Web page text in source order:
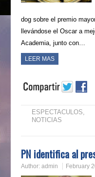
dog sobre el premio
llevándose el Oscar a
Academia, junto con…
LEER MAS
ESPECTACULOS
NOTICIAS
PN identifica al
Author: admin February